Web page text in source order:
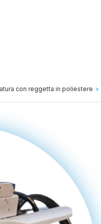
con reggetta in poliestere >